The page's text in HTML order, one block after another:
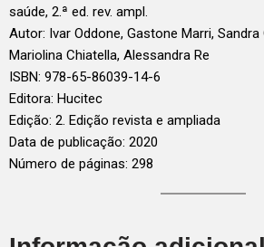
saúde, 2.ª ed. rev. ampl.
Autor: Ivar Oddone, Gastone Marri, Sandra
Mariolina Chiatella, Alessandra Re
ISBN: 978-65-86039-14-6
Editora: Hucitec
Edição: 2. Edição revista e ampliada
Data de publicação: 2020
Número de páginas: 298